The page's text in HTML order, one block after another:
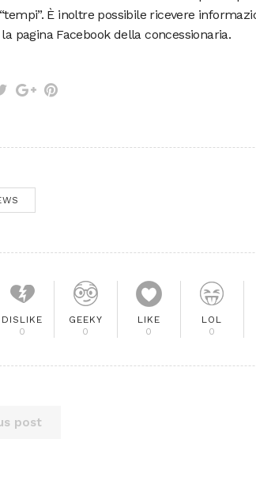
È inoltre possibile ricevere
pagina Facebook della concessionaria.
DISLIKE
0
GEEKY
0
LIKE
0
LOL
0
post